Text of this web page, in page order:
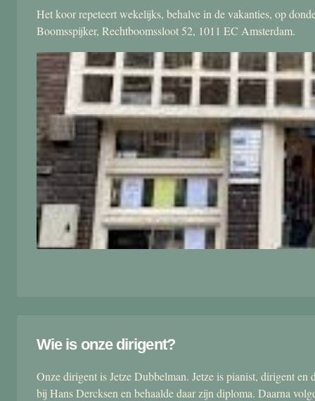
Het koor repeteert wekelijks, behalve in de vakanties, op
Boomsspijker, Rechtboomssloot 52, 1011 EC Amsterdam.
Wie is onze dirigent?
Onze dirigent is Jetze Dubbelman. Jetze is pianist, dirigent
bij Hans Dercksen en behaalde daar zijn diploma. Daarna